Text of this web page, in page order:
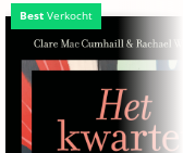
Best Verkocht